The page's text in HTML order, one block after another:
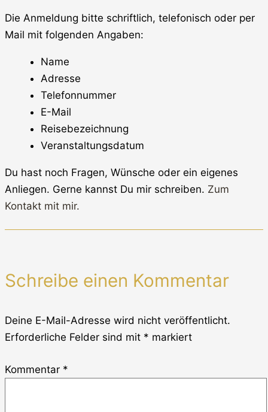
Die Anmeldung bitte schriftlich, telefonisch oder per
Mail mit folgenden Angaben:
Name
Adresse
Telefonnummer
E-Mail
Reisebezeichnung
Veranstaltungsdatum
Du hast noch Fragen, Wünsche oder ein eigenes
Anliegen. Gerne kannst Du mir schreiben. Zum
Kontakt mit mir.
Schreibe einen Kommentar
Deine E-Mail-Adresse wird nicht veröffentlicht.
Erforderliche Felder sind mit * markiert
Kommentar *